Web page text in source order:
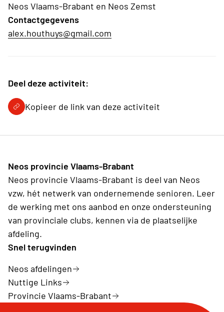
Neos Vlaams-Brabant en Neos Zemst
Contactgegevens
alex.houthuys@gmail.com
Deel deze activiteit:
Kopieer de link van deze activiteit
Neos provincie Vlaams-Brabant
Neos provincie Vlaams-Brabant is deel van Neos
vzw, hét netwerk van ondernemende senioren. Leer
de werking met ons aanbod en onze ondersteuning
van provinciale clubs, kennen via de plaatselijke
afdeling.
Snel terugvinden
Neos afdelingen
Nuttige Links
Provincie Vlaams-Brabant